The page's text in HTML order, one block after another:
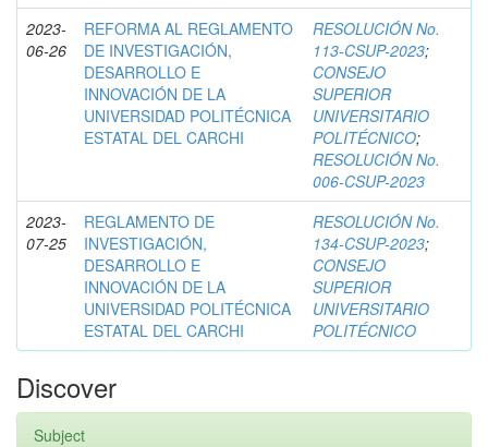
2023-
06-26
REFORMA AL REGLAMENTO
DE INVESTIGACIÓN,
DESARROLLO E
INNOVACIÓN DE LA
UNIVERSIDAD POLITÉCNICA
ESTATAL DEL CARCHI
RESOLUCIÓN No.
113-CSUP-2023;
CONSEJO
SUPERIOR
UNIVERSITARIO
POLITÉCNICO;
RESOLUCIÓN No.
006-CSUP-2023
2023-
07-25
REGLAMENTO DE
INVESTIGACIÓN,
DESARROLLO E
INNOVACIÓN DE LA
UNIVERSIDAD POLITÉCNICA
ESTATAL DEL CARCHI
RESOLUCIÓN No.
134-CSUP-2023;
CONSEJO
SUPERIOR
UNIVERSITARIO
POLITÉCNICO
Discover
Subject